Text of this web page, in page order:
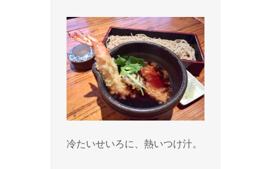
冷たいせいろに、熱いつけ汁。